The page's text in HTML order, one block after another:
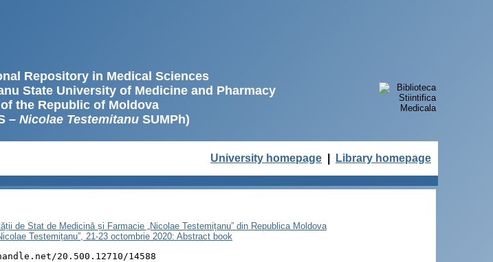
Repository in Medical Sciences
State University of Medicine and Pharmacy
of the Republic of Moldova
– Nicolae TestemitanuSUMPh)
University homepage Library homepage
de Stat de Medicină și Farmacie „Nicolae Testemițanu” din Republica Moldova
Testemițanu”, 21-23 octombrie 2020: Abstract book
20.500.12710/14588